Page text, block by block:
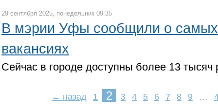
29 сентября 2025, понедельник 09:35
В мэрии Уфы сообщили о самых
вакансиях
Сейчас в городе доступны более 13 тысяч
← назад 1 2 3 4 5 6 7 8 9 …